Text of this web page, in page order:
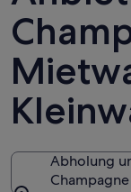
Abholung
Champagne